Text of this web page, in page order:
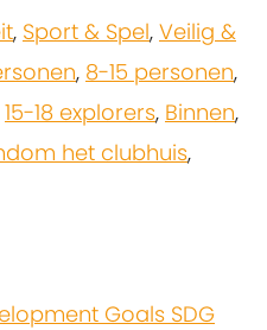
, Sport & Spel, Veilig &
, 8-15 personen,
15-18 explorers, Binnen,
het clubhuis,
Goals SDG